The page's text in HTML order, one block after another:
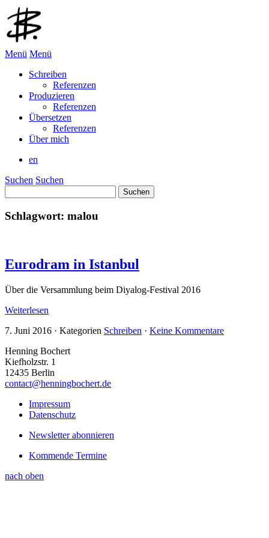
Menü Menü
Schreiben
Referenzen
Produzieren
Referenzen
Übersetzen
Referenzen
Über mich
en
Suchen Suchen
nach:
Schlagwort: malou
Eurodram in Istanbul
Über die Versammlung beim Diyalog-Festival 2016
Weiterlesen
7. Juni 2016 · Kategorien Schreiben · Keine Kommentare
Henning Bochert
Kiefholzstr. 1
12435 Berlin
contact@henningbochert.de
Impressum
Datenschutz
Newsletter abonnieren
Kommende Termine
nach oben